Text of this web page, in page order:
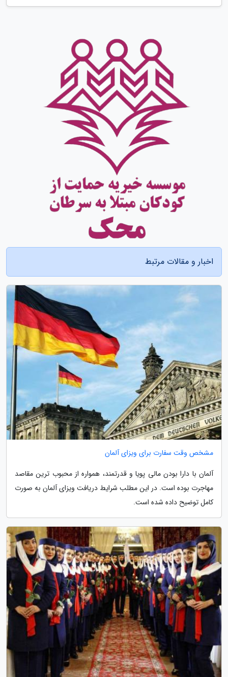
اخبار و مقالات مرتبط
مشخص وقت سفارت برای ویزای آلمان
آلمان با دارا بودن مالی پویا و قدرتمند، همواره از محبوب ترین مقاصد
مهاجرت بوده است. در این مطلب شرایط دریافت ویزای آلمان به صورت
کامل توضیح داده شده است.